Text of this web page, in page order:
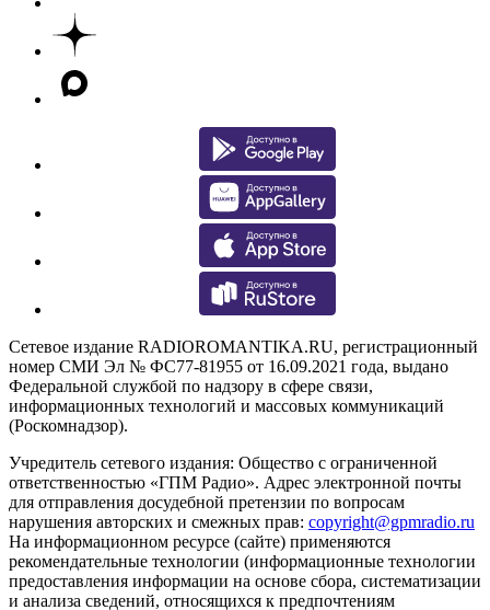
Сетевое издание RADIOROMANTIKA.RU, регистрационный
номер СМИ Эл № ФС77-81955 от 16.09.2021 года, выдано
Федеральной службой по надзору в сфере связи,
информационных технологий и массовых коммуникаций
(Роскомнадзор).
Учредитель сетевого издания: Общество с ограниченной
ответственностью «ГПМ Радио». Адрес электронной почты
для отправления досудебной претензии по вопросам
нарушения авторских и смежных прав: copyright@gpmradio.ru
На информационном ресурсе (сайте) применяются
рекомендательные технологии (информационные технологии
предоставления информации на основе сбора, систематизации
и анализа сведений, относящихся к предпочтениям